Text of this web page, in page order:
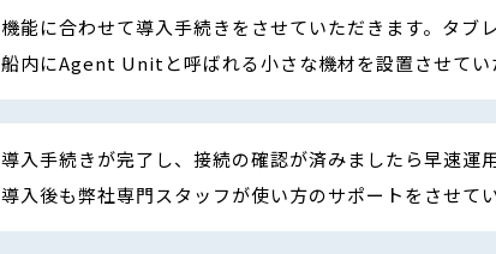
機能に合わせて導入手続きをさせていただきます。タブ
船内にAgent Unitと呼ばれる小さな機材を設置させて
導入手続きが完了し、接続の確認が済みましたら早速運
導入後も弊社専門スタッフが使い方のサポートをさせて